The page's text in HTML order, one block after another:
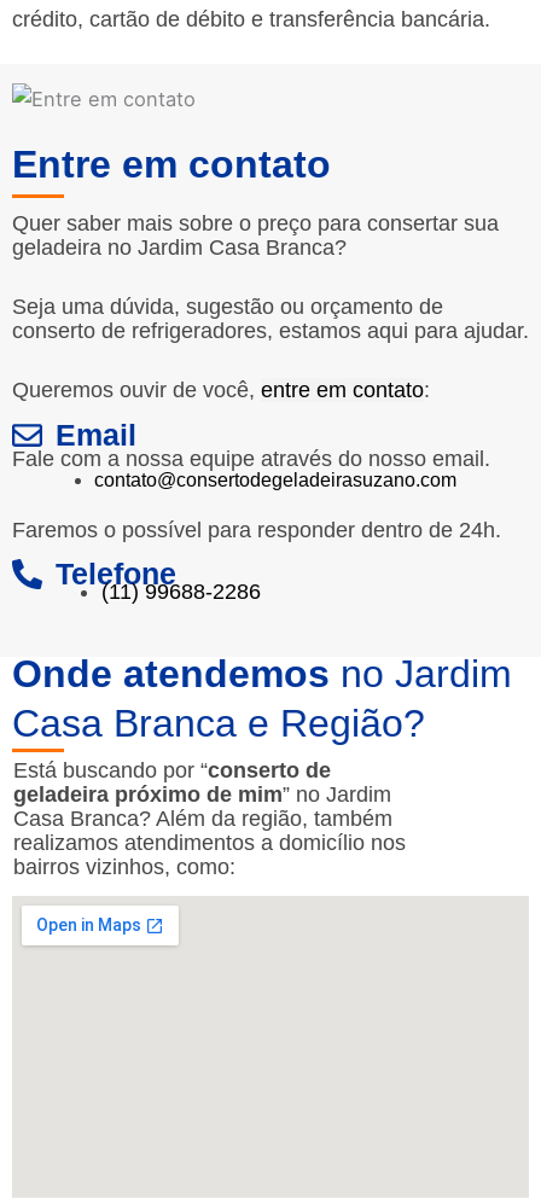
crédito, cartão de débito e transferência bancária.
Entre em contato
Quer saber mais sobre o preço para consertar sua
geladeira no Jardim Casa Branca?
Seja uma dúvida, sugestão ou orçamento de
conserto de refrigeradores, estamos aqui para ajudar.
Queremos ouvir de você, entre em contato:
Email
Fale com a nossa equipe através do nosso email.
contato@consertodegeladeirasuzano.com
Faremos o possível para responder dentro de 24h.
Telefone
(11) 99688-2286
Onde atendemos no Jardim
Casa Branca e Região?
Está buscando por “conserto de
geladeira próximo de mim” no Jardim
Casa Branca? Além da região, também
realizamos atendimentos a domicílio nos
bairros vizinhos, como: